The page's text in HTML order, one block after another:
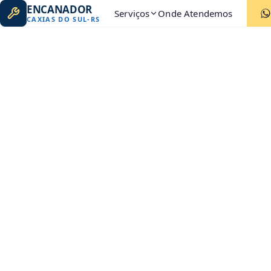
ENCANADOR
CAXIAS DO SUL- RS Serviços Onde Atendemos